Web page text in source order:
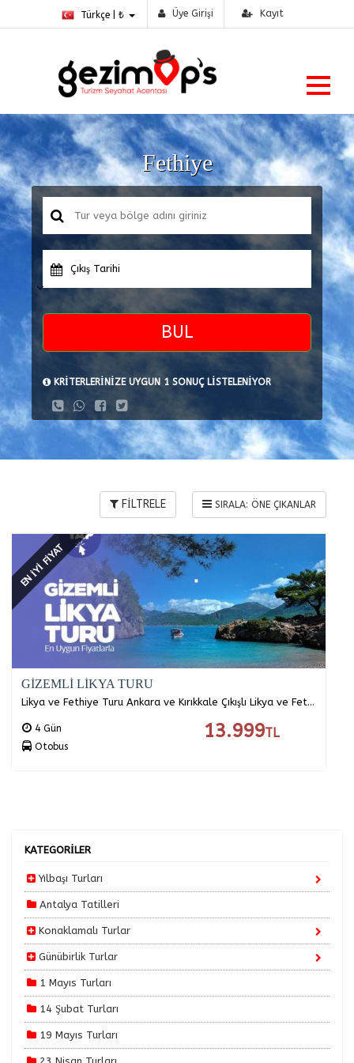
Türkçe | ₺ Üye Girişi Kayıt
Fethiye
Çıkış Tarihi
BUL
KRİTERLERİNİZE UYGUN 1 SONUÇ LİSTELENİYOR
FİLTRELE
EN İYİ FİYAT
GİZEMLİ LİKYA TURU
Likya ve Fethiye Turu Ankara ve Kırıkkale Çıkışlı Likya ve Fethiye Tatili Likya'nın Gizli Güzelliklerini Hep Beraber Keşfetmeye Hazır Mısınız?
4 Gün
Otobus
13.999TL
KATEGORİLER
Yılbaşı Turları
Antalya Tatilleri
Konaklamalı Turlar
Günübirlik Turlar
1 Mayıs Turları
14 Şubat Turları
19 Mayıs Turları